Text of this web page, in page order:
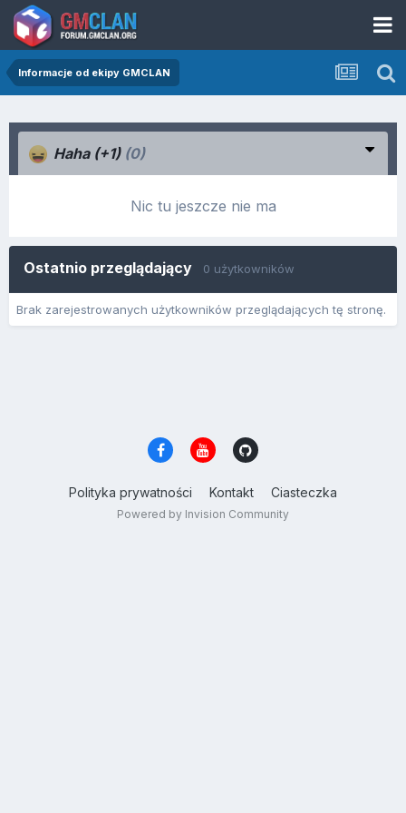
Informacje od ekipy GMCLAN
Haha (+1) (0)
Nic tu jeszcze nie ma
Ostatnio przeglądający 0 użytkowników
Brak zarejestrowanych użytkowników przeglądających tę stronę.
Polityka prywatności Kontakt Ciasteczka
Powered by Invision Community